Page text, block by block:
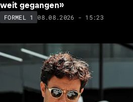
weit gegangen»
FORMEL 1 08.08.2026 - 15:23